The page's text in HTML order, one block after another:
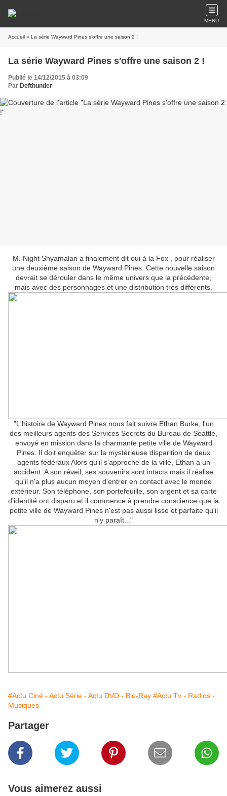
MENU
Accueil » La série Wayward Pines s'offre une saison 2 !
La série Wayward Pines s'offre une saison 2 !
Publié le 14/12/2015 à 03:09
Par Defthunder
M. Night Shyamalan a finalement dit oui à la Fox , pour réaliser
une deuxième saison de Wayward Pines. Cette nouvelle saison
devrait se dérouler dans le même univers que la précédente,
mais avec des personnages et une distribution très différents.
"L'histoire de Wayward Pines nous fait suivre Ethan Burke, l'un
des meilleurs agents des Services Secrets du Bureau de Seattle,
envoyé en mission dans la charmante petite ville de Wayward
Pines. Il doit enquêter sur la mystérieuse disparition de deux
agents fédéraux Alors qu'il s'approche de la ville, Ethan a un
accident. A son réveil, ses souvenirs sont intacts mais il réalise
qu'il n'a plus aucun moyen d'entrer en contact avec le monde
extérieur. Son téléphone, son portefeuille, son argent et sa carte
d'identité ont disparu et il commence à prendre conscience que la
petite ville de Wayward Pines n'est pas aussi lisse et parfaite qu'il
n'y paraît..."
#Actu Ciné - Actu Série - Actu DVD - Blu-Ray #Actu Tv - Radios -
Musiques
Partager
Vous aimerez aussi